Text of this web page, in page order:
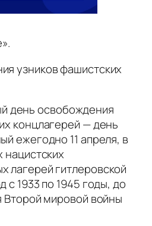
узников фашистских
день освобождения
концлагерей — день
ежегодно 11 апреля, в
нацистских
лагерей гитлеровской
с 1933 по 1945 годы, до
Второй мировой войны